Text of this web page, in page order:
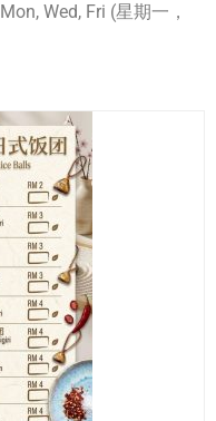
Mon, Wed, Fri (星期一，